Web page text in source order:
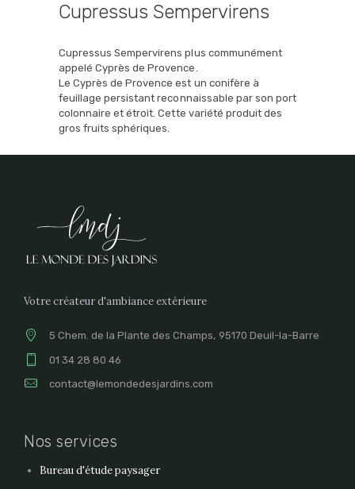
Cupressus Sempervirens
Cupressus Sempervirens plus communément
appelé Cyprès de Provence.
Le Cyprès de Provence est un conifère à
feuillage persistant reconnaissable par son port
colonnaire et étroit. Cette variété produit des
gros fruits sphériques.
Votre créateur d'ambiance extérieure
5 Chem. de la Plante des Champs, 95170 Deuil-la-Barre
01 34 28 80 46
contact@lemondedesjardins.com
Nos services
Bureau d'étude paysager